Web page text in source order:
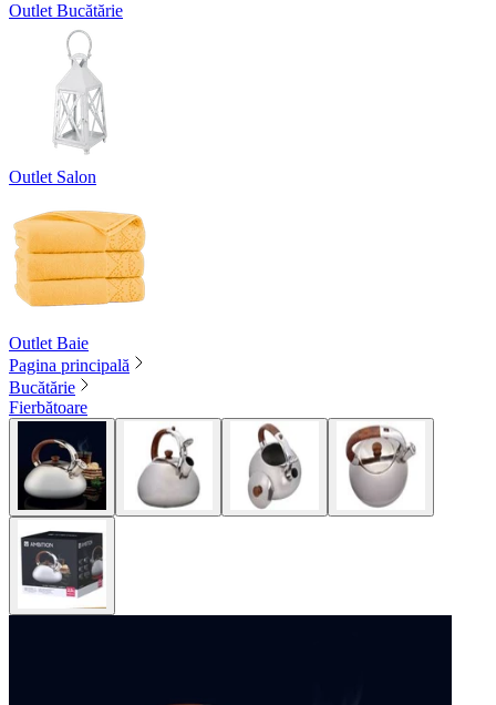
Outlet Bucătărie
Outlet Salon
Outlet Baie
Pagina principală
Bucătărie
Fierbătoare